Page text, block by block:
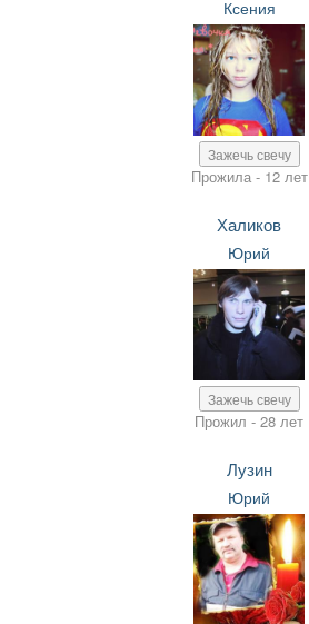
Ксения
Зажечь свечу
Прожила - 12 лет
Халиков
Юрий
Зажечь свечу
Прожил - 28 лет
Лузин
Юрий